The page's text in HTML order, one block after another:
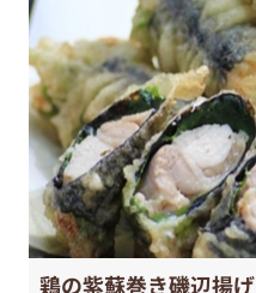
鶏の紫蘇巻き磯辺揚げ